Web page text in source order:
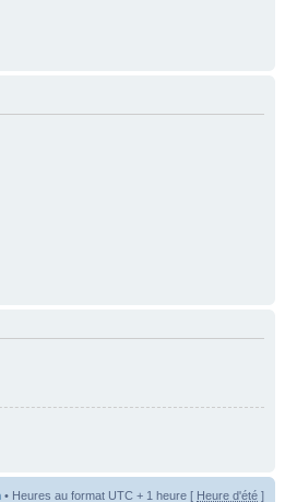
• Heures au format UTC + 1 heure [ Heure d'été ]